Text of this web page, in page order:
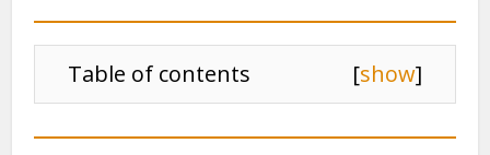
Table of contents [show]